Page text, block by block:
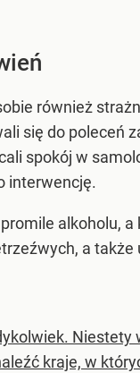
również
się do poleceń
spokój w
interwencję.
alkoholu,
a
kraje, w